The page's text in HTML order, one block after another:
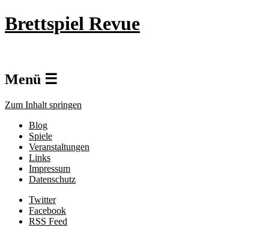
Brettspiel Revue
Menü ☰
Zum Inhalt springen
Blog
Spiele
Veranstaltungen
Links
Impressum
Datenschutz
Twitter
Facebook
RSS Feed